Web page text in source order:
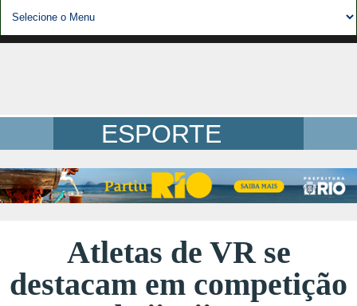
ESPORTE
Atletas de VR se
destacam em competição